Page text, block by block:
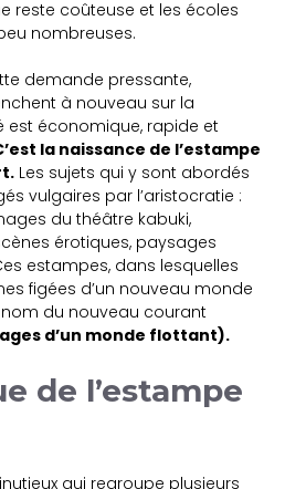
reste coûteuse et les écoles
nombreuses.
demande pressante,
à nouveau sur la
est économique, rapide et
la naissance de l’estampe
Les sujets qui y sont abordés
vulgaires par l’aristocratie :
du théâtre kabuki,
érotiques, paysages
estampes, dans lesquelles
figées d’un nouveau monde
du nouveau courant
d’un monde flottant).
de l’estampe
qui regroupe plusieurs